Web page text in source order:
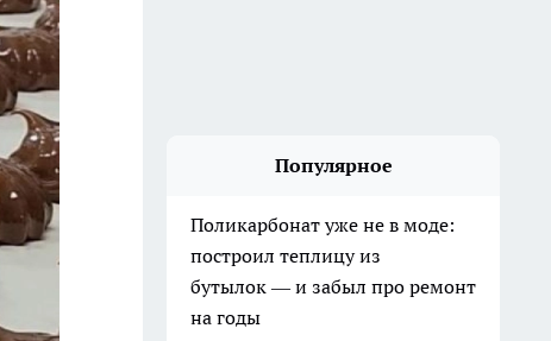
Популярное
Поликарбонат уже не в моде:
построил теплицу из
бутылок — и забыл про ремонт
на годы